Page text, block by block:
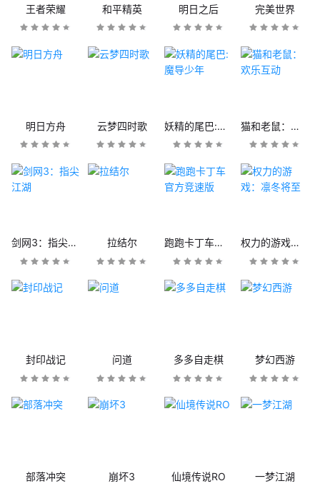
王者荣耀 和平精英 明日之后 完美世界
明日方舟 云梦四时歌 妖精的尾巴:魔导少年 猫和老鼠：欢乐互动
剑网3：指尖江湖 拉结尔 跑跑卡丁车官方竞速版 权力的游戏：凛冬将至
封印战记 问道 多多自走棋 梦幻西游
部落冲突 崩坏3 仙境传说RO 一梦江湖